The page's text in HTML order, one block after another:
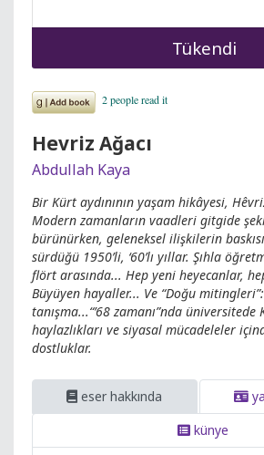
Tükendi
Hevriz Ağacı
Abdullah Kaya
Bir Kürt aydınının yaşam hikâyesi,
Modern zamanların vaadleri gitgide
bürünürken, geleneksel ilişkilerin
sürdüğü 1950’li, ‘60’lı yıllar. Şıhla
flört arasında... Hep yeni heyecanlar,
Büyüyen hayaller... Ve “Doğu
tanışma...“’68 zamanı”nda
haylazlıkları ve siyasal mücadeleler
dostluklar.
eser hakkında
künye